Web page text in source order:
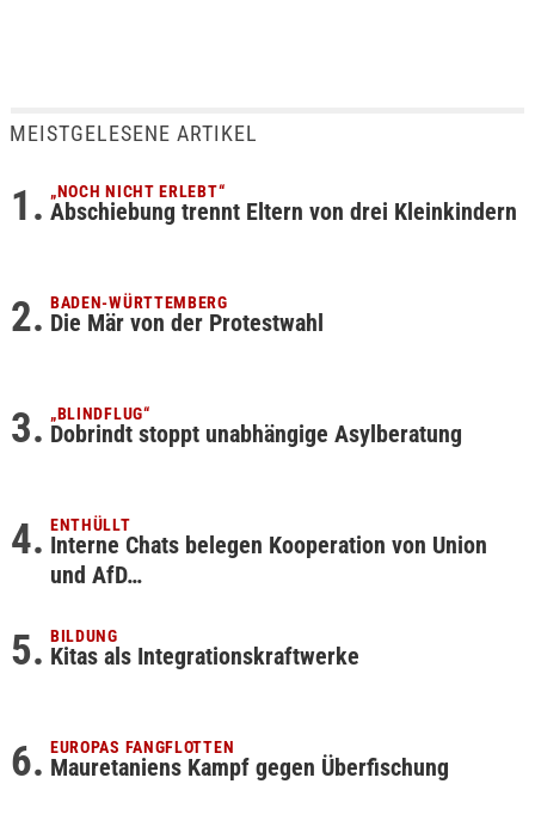
MEISTGELESENE ARTIKEL
„NOCH NICHT ERLEBT“
Abschiebung trennt Eltern von drei Kleinkindern
BADEN-WÜRTTEMBERG
Die Mär von der Protestwahl
„BLINDFLUG“
Dobrindt stoppt unabhängige Asylberatung
ENTHÜLLT
Interne Chats belegen Kooperation von Union
und AfD…
BILDUNG
Kitas als Integrationskraftwerke
EUROPAS FANGFLOTTEN
Mauretaniens Kampf gegen Überfischung